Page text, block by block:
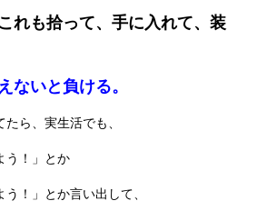
れも拾って、手に入れて、装
ないと負ける。
ら、実生活でも、
う！」とか
う！」とか言い出して、